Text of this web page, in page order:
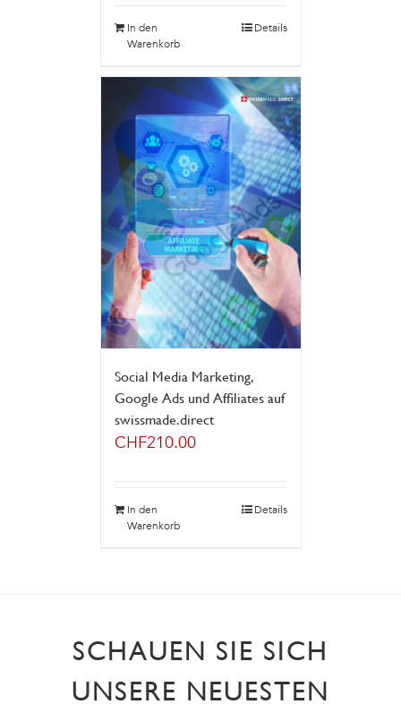
In den
Warenkorb
Details
Social Media Marketing,
Google Ads und Affiliates auf
swissmade.direct
CHF210.00
In den
Warenkorb
Details
SCHAUEN SIE SICH
UNSERE NEUESTEN